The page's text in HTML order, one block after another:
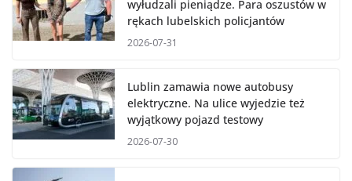
wyłudzali pieniądze. Para oszustów w
rękach lubelskich policjantów
2026-07-31
Lublin zamawia nowe autobusy
elektryczne. Na ulice wyjedzie też
wyjątkowy pojazd testowy
2026-07-30